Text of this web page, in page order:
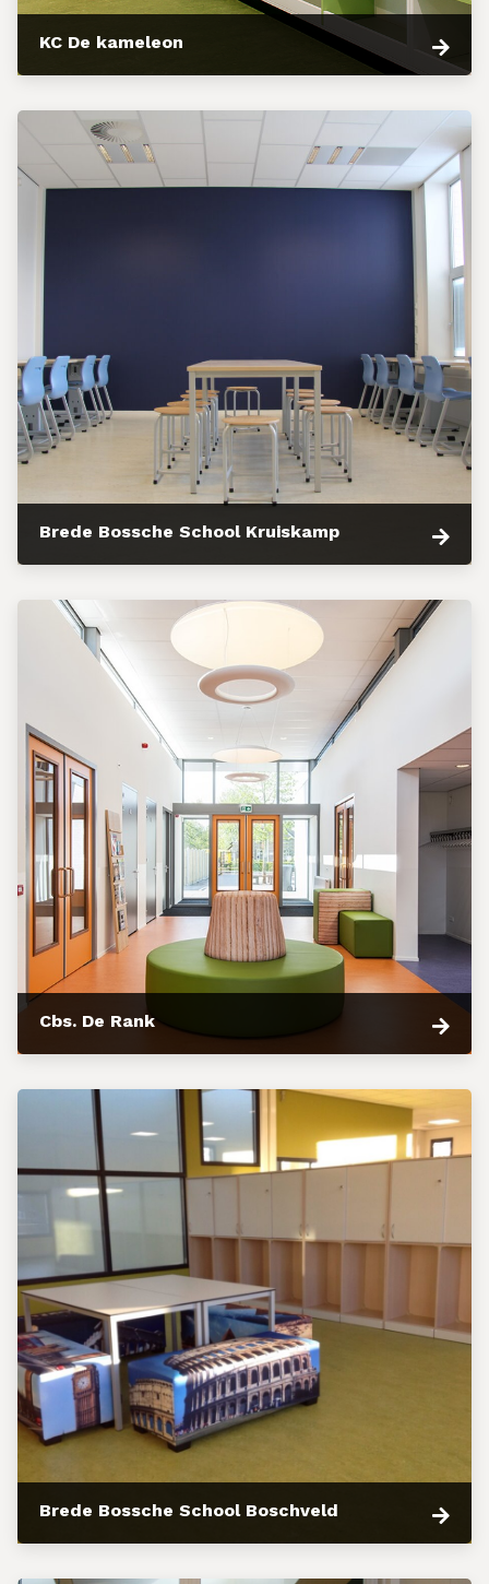
KC De kameleon
Brede Bossche School Kruiskamp
Cbs. De Rank
Brede Bossche School Boschveld